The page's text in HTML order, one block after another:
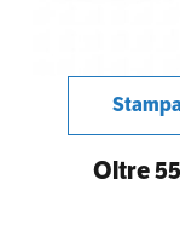
Oltre